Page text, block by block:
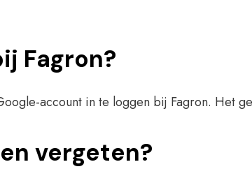
Fagron?
account in te loggen bij Fagron. Het
vergeten?